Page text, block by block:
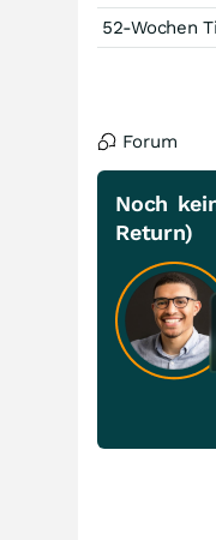
52-Wochen
Forum
Noch
Return)